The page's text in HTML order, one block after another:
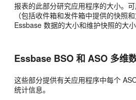
报表的此部分研究应用程序的大小。
（包括收件箱和发件箱中提供的快照和
Essbase 数据的大小和维护快照的大小
Essbase BSO 和 ASO 多维
这些部分提供有关应用程序中每个
统计信息。